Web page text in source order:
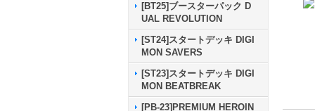
[BT25]ブースターパック D
UAL REVOLUTION
[ST24]スタートデッキ DIGI
MON SAVERS
[ST23]スタートデッキ DIGI
MON BEATBREAK
[PB-23]PREMIUM HEROIN